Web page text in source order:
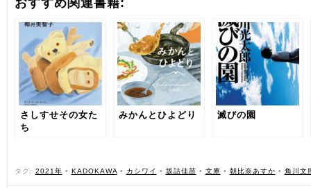
おすすめ関連書籍:
さしすせその女た
ち
みかんとひよどり 滅びの園
タグ: 2021年 • KADOKAWA • カシワイ • 坂詰佳苗 • 文庫 • 朝比奈あすか • 角川文